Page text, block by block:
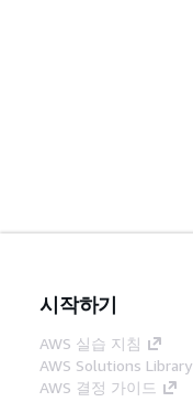
시작하기
AWS 실습 지침
AWS Solutions Library
AWS 결정 가이드